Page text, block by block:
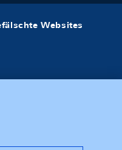
Websites